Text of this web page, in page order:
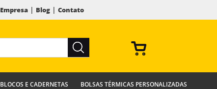
Empresa| Blog| Contato
BLOCOS E CADERNETAS BOLSAS TÉRMICAS PERSONALIZADAS